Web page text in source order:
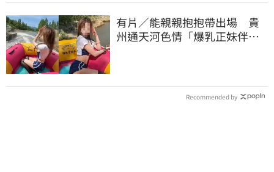
有片／能親親抱抱帶出場 貴
州通天河色情「爆乳正妹伴
Recommended by